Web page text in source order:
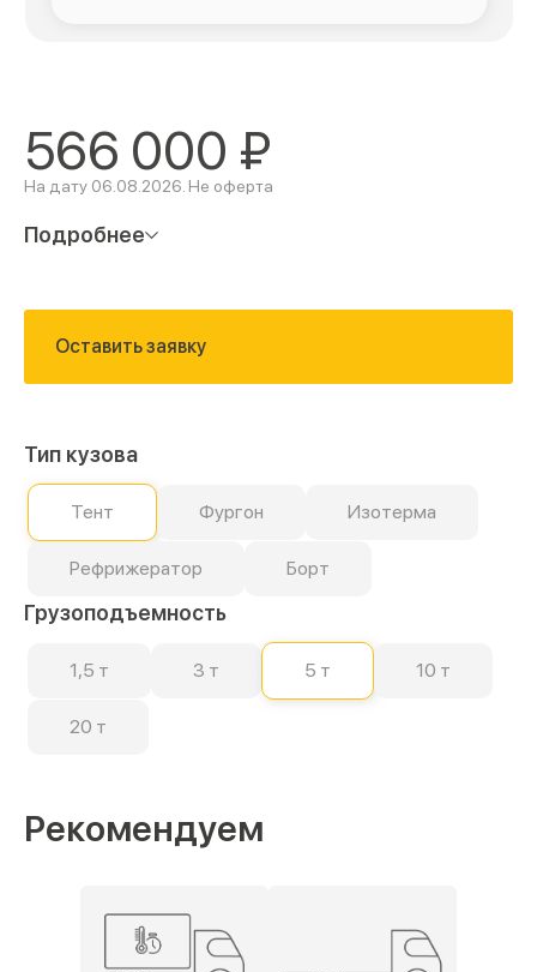
566 000 ₽
На дату 06.08.2026. Не оферта
Подробнее
Оставить заявку
Тип кузова
Тент Фургон Изотерма
Рефрижератор Борт
Грузоподъемность
1,5 т 3 т 5 т 10 т
20 т
Рекомендуем